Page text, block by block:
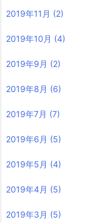
2019年11月 (2)
2019年10月 (4)
2019年9月 (2)
2019年8月 (6)
2019年7月 (7)
2019年6月 (5)
2019年5月 (4)
2019年4月 (5)
2019年3月 (5)